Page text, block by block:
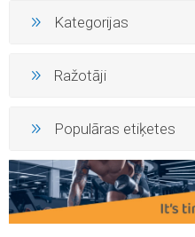
Kategorijas
Ražotāji
Populāras etiķetes